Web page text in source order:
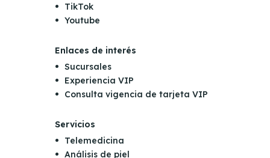
TikTok
Youtube
Enlaces de interés
Sucursales
Experiencia VIP
Consulta vigencia de tarjeta VIP
Servicios
Telemedicina
Análisis de piel